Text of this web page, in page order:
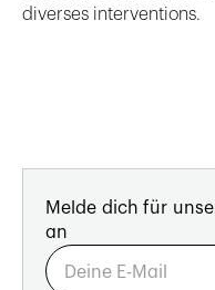
diverses interventions.
Melde dich für
an